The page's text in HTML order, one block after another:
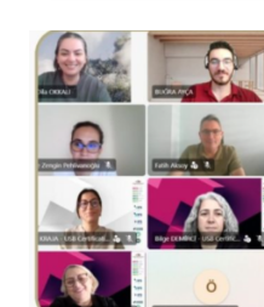
VE
ETIKETLEME
İLIŞKIN
MÜZAKERE
KABUL
ETTI